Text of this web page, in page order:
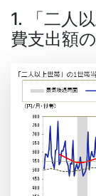
1. 「二人
費支出額